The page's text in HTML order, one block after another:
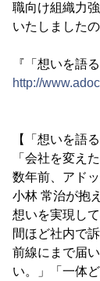
職向け組織力
いたしました
『「想いを語
http://
【「想いを語
「会社を変え
数年前、アド
小林 常治が抱
想いを実現し
間ほど社内で
前線にまで届
い。」「一体